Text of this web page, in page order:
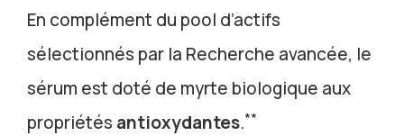
En complément du pool d’actifs
sélectionnés par la Recherche avancée, le
sérum est doté de myrte biologique aux
propriétés antioxydantes.**